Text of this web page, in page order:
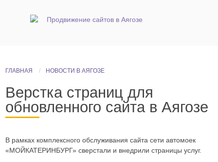
ГЛАВНАЯ НОВОСТИ В АЯГОЗЕ
Верстка страниц для
обновленного сайта в Аягозе
В рамках комплексного обслуживания сайта сети автомоек
«МОЙКАТЕРИНБУРГ» сверстали и внедрили страницы услуг.